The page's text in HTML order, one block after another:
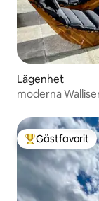
Lägenhet
moderna
Populär
Gästfavorit